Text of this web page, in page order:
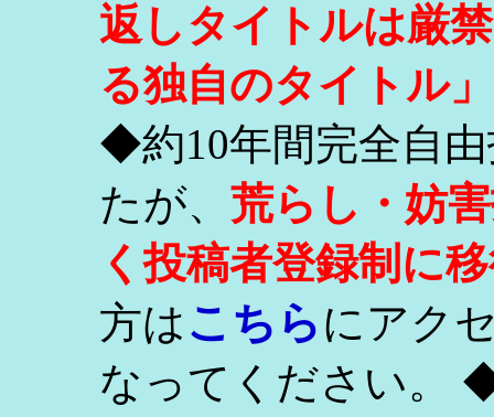
返しタイトルは厳
る独自のタイトル
◆約10年間完全自
たが、 荒らし・妨
く投稿者登録制に
方はこちらにアク
なってください。